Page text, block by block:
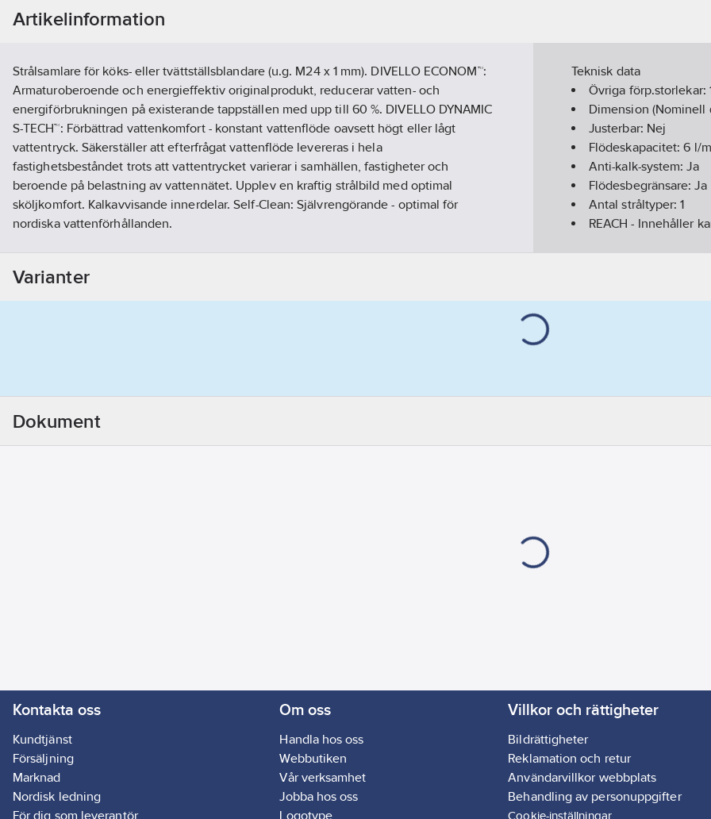
Artikelinformation
Strålsamlare för köks- eller tvättställsblandare (u.g. M24 x 1 mm). DIVELLO ECONOM™:
Armaturoberoende och energieffektiv originalprodukt, reducerar vatten- och
energiförbrukningen på existerande tappställen med upp till 60 %. DIVELLO DYNAMIC
S-TECH™: Förbättrad vattenkomfort - konstant vattenflöde oavsett högt eller lågt
vattentryck. Säkerställer att efterfrågat vattenflöde levereras i hela
fastighetsbeståndet trots att vattentrycket varierar i samhällen, fastigheter och
beroende på belastning av vattennätet. Upplev en kraftig strålbild med optimal
sköljkomfort. Kalkavvisande innerdelar. Self-Clean: Självrengörande - optimal för
nordiska vattenförhållanden.
Ägarens artikelnr:
Materialklass GP13
Teknisk data
Övriga förp.storlekar:
Dimension (Nominell
Justerbar: Nej
Flödeskapacitet:6 l/
Anti-kalk-system:Ja
Flödesbegränsare:Ja
Antal stråltyper:1
REACH - Innehåller
Varianter
Dokument
Kontakta oss
Kundtjänst
Försäljning
Marknad
Nordisk ledning
För dig som leverantör
Om oss
Handla hos oss
Webbutiken
Vår verksamhet
Jobba hos oss
Logotype
Villkor och rättigheter
Bildrättigheter
Reklamation och retur
Användarvillkor webbplats
Behandling av personuppgifter
Cookie-inställningar